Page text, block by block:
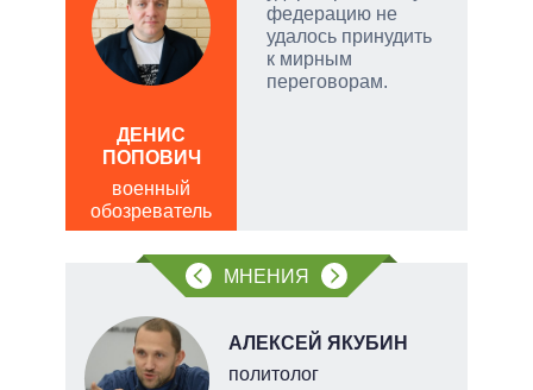
федерацию не
удалось принудить
к мирным
переговорам.
ДЕНИС
ПОПОВИЧ
военный
обозреватель
МНЕНИЯ
АЛЕКСЕЙ ЯКУБИН
политолог